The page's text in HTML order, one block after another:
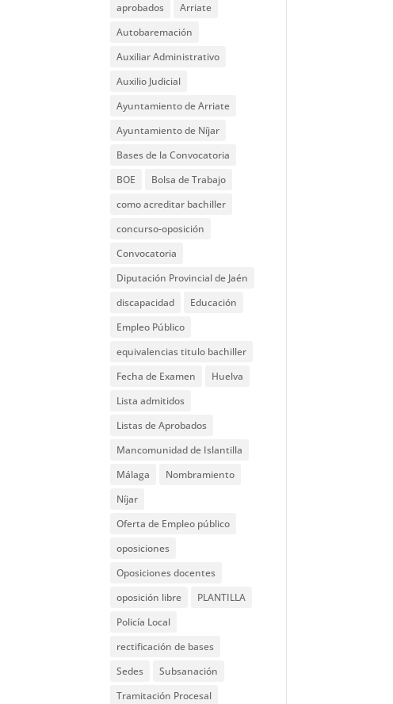
aprobados
Arriate
Autobaremación
Auxiliar Administrativo
Auxilio Judicial
Ayuntamiento de Arriate
Ayuntamiento de Níjar
Bases de la Convocatoria
BOE
Bolsa de Trabajo
como acreditar bachiller
concurso-oposición
Convocatoria
Diputación Provincial de Jaén
discapacidad
Educación
Empleo Público
equivalencias titulo bachiller
Fecha de Examen
Huelva
Lista admitidos
Listas de Aprobados
Mancomunidad de Islantilla
Málaga
Nombramiento
Níjar
Oferta de Empleo público
oposiciones
Oposiciones docentes
oposición libre
PLANTILLA
Policía Local
rectificación de bases
Sedes
Subsanación
Tramitación Procesal